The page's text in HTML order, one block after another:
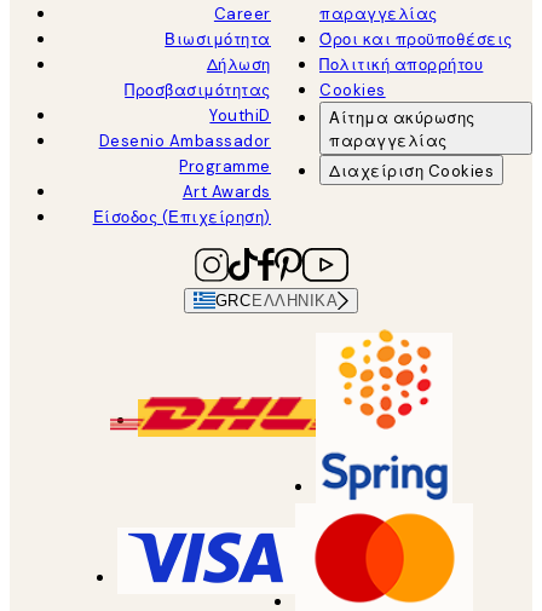
Career
Βιωσιμότητα
Δήλωση
Προσβασιμότητας
YouthiD
Desenio Ambassador
Programme
Art Awards
Είσοδος (Επιχείρηση)
παραγγελίας
Όροι και προϋποθέσεις
Πολιτική απορρήτου
Cookies
Αίτημα ακύρωσης
παραγγελίας
Διαχείριση Cookies
GRC ΕΛΛΗΝΙΚΆ